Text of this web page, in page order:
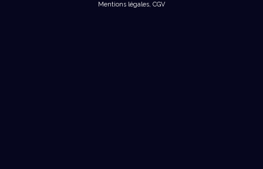
Mentions légales, CGV